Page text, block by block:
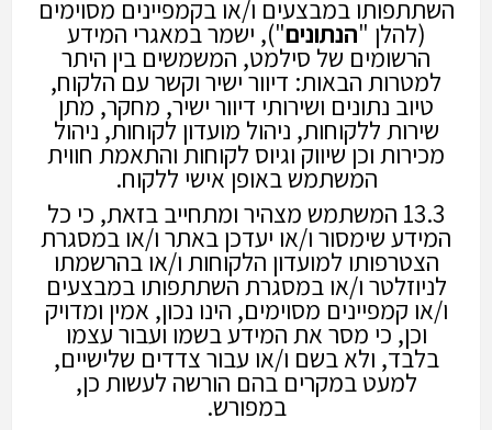
השתתפותו במבצעים ו/או בקמפיינים מסוימים
(להלן "הנתונים"), ישמר במאגרי המידע
הרשומים של סילמט, המשמשים בין היתר
למטרות הבאות: דיוור ישיר וקשר עם הלקוח,
טיוב נתונים ושירותי דיוור ישיר, מחקר, מתן
שירות ללקוחות, ניהול מועדון לקוחות, ניהול
מכירות וכן שיווק וגיוס לקוחות והתאמת חווית
המשתמש באופן אישי ללקוח.
13.3 המשתמש מצהיר ומתחייב בזאת, כי כל
המידע שימסור ו/או יעדכן באתר ו/או במסגרת
הצטרפותו למועדון הלקוחות ו/או בהרשמתו
לניוזלטר ו/או במסגרת השתתפותו במבצעים
ו/או קמפיינים מסוימים, הינו נכון, אמין ומדויק
וכן, כי מסר את המידע בשמו ועבור עצמו
בלבד, ולא בשם ו/או עבור צדדים שלישיים,
למעט במקרים בהם הורשה לעשות כן,
במפורש.